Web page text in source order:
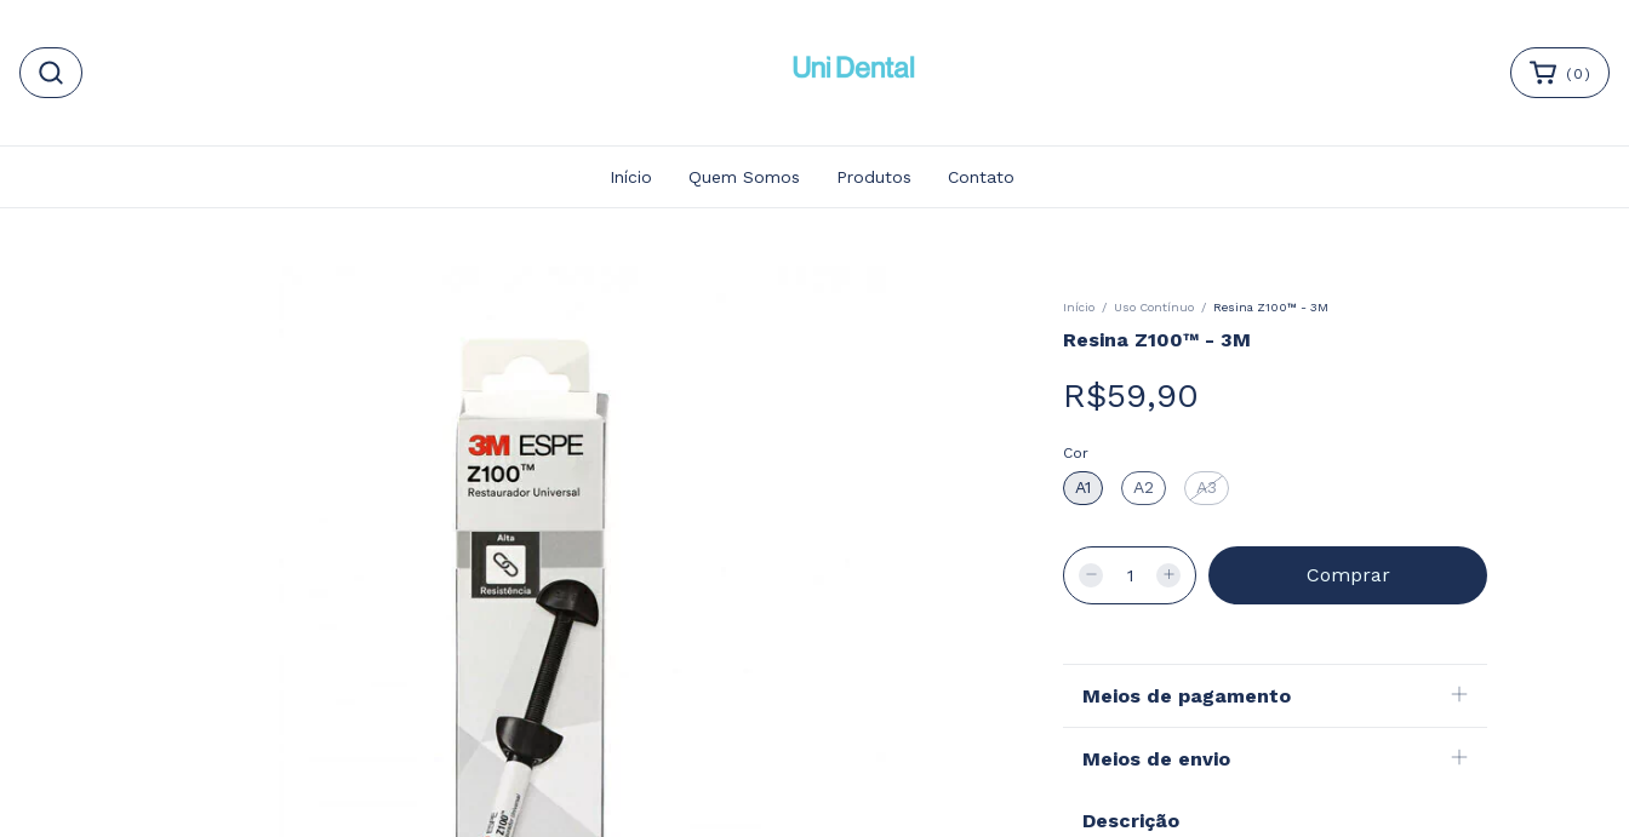
( 0 )
Início Quem Somos Produtos Contato
Início / Uso Contínuo / Resina Z100™ - 3M
Resina Z100™ - 3M
R$59,90
Cor
A1 A2 A3
Meios de pagamento
Meios de envio
Descrição